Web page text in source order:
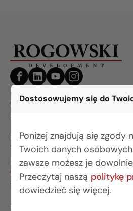
Dostosowujemy się do
Poniżej znajdują się zgody
Twoich danych
zawsze możesz je
Przeczytaj naszą politykę
dowiedzieć się więcej.
BIURO BIAŁYSTOK
(85) 749 99 09
ul. Legionowa 28 lok. 202
15-281 Białystok
BIURO WARSZAWA
(22) 642 03 55
al. Wilanowska 67E lok. U5